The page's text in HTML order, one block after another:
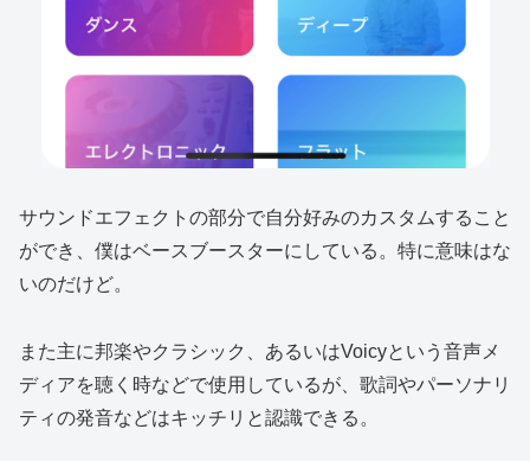
サウンドエフェクトの部分で自分好みのカスタムすること
ができ、僕はベースブースターにしている。特に意味はな
いのだけど。
また主に邦楽やクラシック、あるいはVoicyという音声メ
ディアを聴く時などで使用しているが、歌詞やパーソナリ
ティの発音などはキッチリと認識できる。